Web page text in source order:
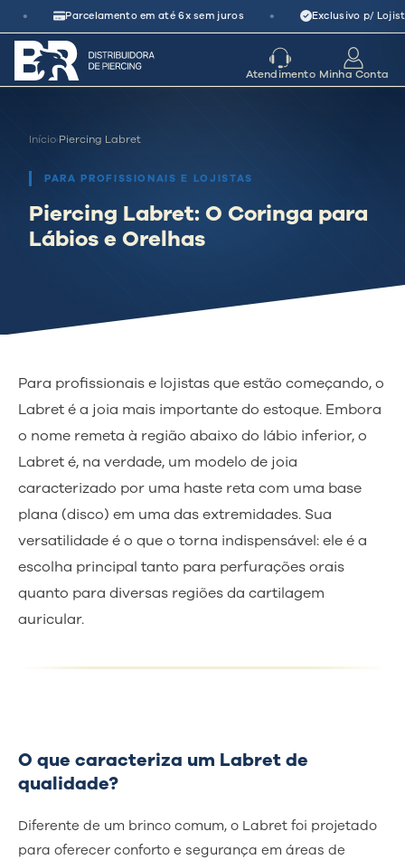
Pular
para
conteúdo
Parcelamento em até 6x sem juros Exclusivo p/
seu parceirode crescimento Atendimento Minha Conta
Início›Piercing Labret
PARA PROFISSIONAIS E LOJISTAS
Piercing Labret: O Coringa para
Lábios e Orelhas
Para profissionais e lojistas que estão começando, o
Labret é a joia mais importante do estoque. Embora
o nome remeta à região abaixo do lábio inferior, o
Labret é, na verdade, um modelo de joia
caracterizado por uma haste reta com uma base
plana (disco) em uma das extremidades. Sua
versatilidade é o que o torna indispensável: ele é a
escolha principal tanto para perfurações orais
quanto para diversas regiões da cartilagem
auricular.
O que caracteriza um Labret de
qualidade?
Diferente de um brinco comum, o Labret foi projetado
para oferecer conforto e segurança em áreas de